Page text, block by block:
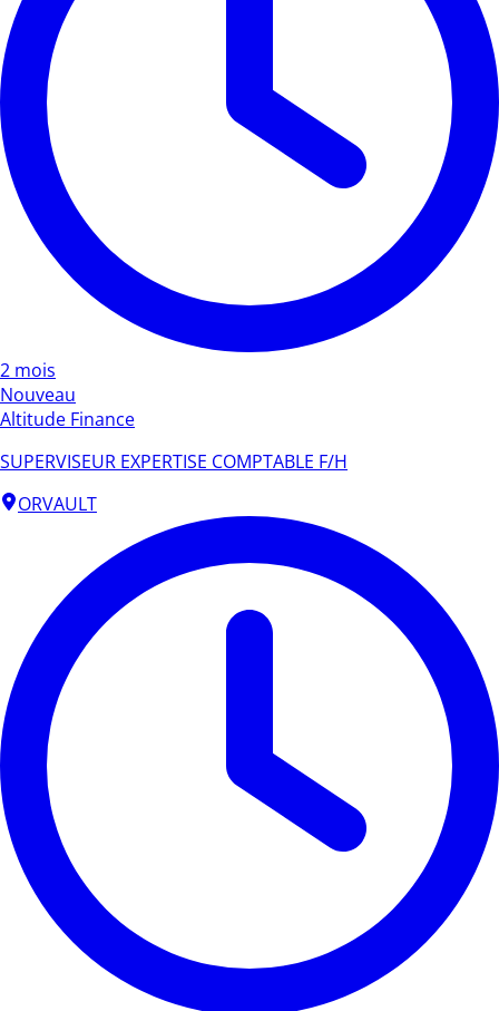
2 mois
Nouveau
Altitude Finance
SUPERVISEUR EXPERTISE COMPTABLE F/H
ORVAULT